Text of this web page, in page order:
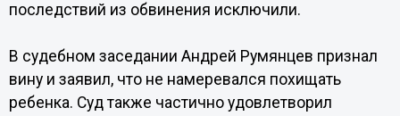
последствий из обвинения исключили.
В судебном заседании Андрей Румянцев признал
вину и заявил, что не намеревался похищать
ребенка. Суд также частично удовлетворил